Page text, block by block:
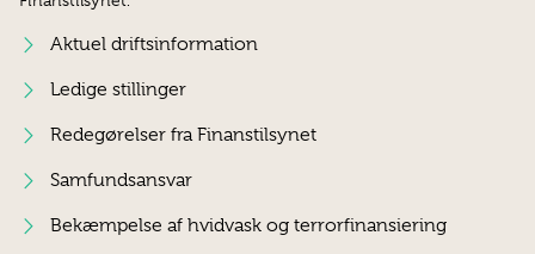
Aktuel driftsinformation
Ledige stillinger
Redegørelser fra Finanstilsynet
Samfundsansvar
Bekæmpelse af hvidvask og terrorfinansiering